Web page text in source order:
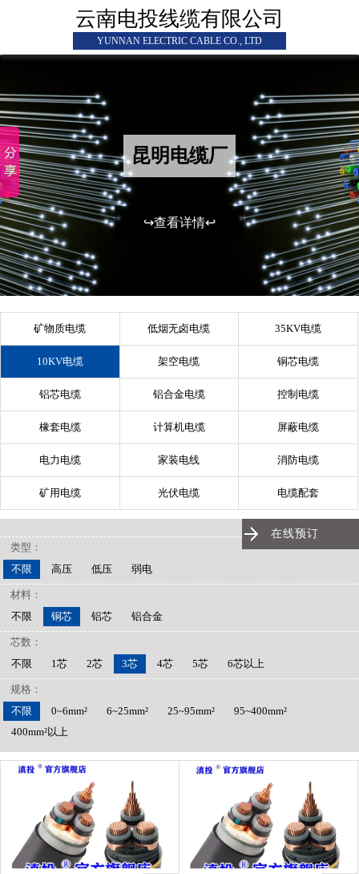
云南电投线缆有限公司
YUNNAN ELECTRIC CABLE CO., LTD
昆明电缆厂
↪查看详情↩
矿物质电缆 低烟无卤电缆 35KV电缆
10KV电缆 架空电缆 铜芯电缆
铝芯电缆 铝合金电缆 控制电缆
橡套电缆 计算机电缆 屏蔽电缆
电力电缆 家装电线 消防电缆
矿用电缆 光伏电缆 电缆配套
类型：
不限
高压 低压 弱电
材料：
不限
铜芯 铝芯 铝合金
芯数：
不限
1芯 2芯 3芯 4芯 5芯 6芯以上
规格：
不限
0~6mm² 6~25mm² 25~95mm²
95~400mm²
400mm²以上
在线预订